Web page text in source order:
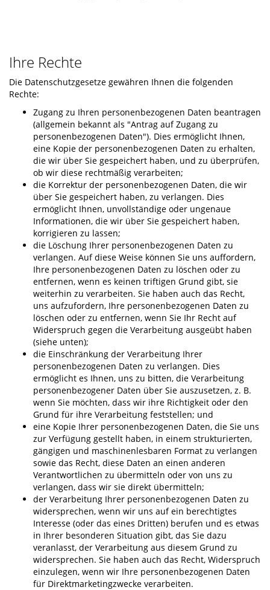
Ihre Rechte
Die Datenschutzgesetze gewähren Ihnen die folgenden
Rechte:
Zugang zu Ihren personenbezogenen Daten beantragen
(allgemein bekannt als "Antrag auf Zugang zu
personenbezogenen Daten"). Dies ermöglicht Ihnen,
eine Kopie der personenbezogenen Daten zu erhalten,
die wir über Sie gespeichert haben, und zu überprüfen,
ob wir diese rechtmäßig verarbeiten;
die Korrektur der personenbezogenen Daten, die wir
über Sie gespeichert haben, zu verlangen. Dies
ermöglicht Ihnen, unvollständige oder ungenaue
Informationen, die wir über Sie gespeichert haben,
korrigieren zu lassen;
die Löschung Ihrer personenbezogenen Daten zu
verlangen. Auf diese Weise können Sie uns auffordern,
Ihre personenbezogenen Daten zu löschen oder zu
entfernen, wenn es keinen triftigen Grund gibt, sie
weiterhin zu verarbeiten. Sie haben auch das Recht,
uns aufzufordern, Ihre personenbezogenen Daten zu
löschen oder zu entfernen, wenn Sie Ihr Recht auf
Widerspruch gegen die Verarbeitung ausgeübt haben
(siehe unten);
die Einschränkung der Verarbeitung Ihrer
personenbezogenen Daten zu verlangen. Dies
ermöglicht es Ihnen, uns zu bitten, die Verarbeitung
personenbezogener Daten über Sie auszusetzen, z. B.
wenn Sie möchten, dass wir ihre Richtigkeit oder den
Grund für ihre Verarbeitung feststellen; und
eine Kopie Ihrer personenbezogenen Daten, die Sie uns
zur Verfügung gestellt haben, in einem strukturierten,
gängigen und maschinenlesbaren Format zu verlangen
sowie das Recht, diese Daten an einen anderen
Verantwortlichen zu übermitteln oder von uns zu
verlangen, dass wir sie direkt übermitteln;
der Verarbeitung Ihrer personenbezogenen Daten zu
widersprechen, wenn wir uns auf ein berechtigtes
Interesse (oder das eines Dritten) berufen und es etwas
in Ihrer besonderen Situation gibt, das Sie dazu
veranlasst, der Verarbeitung aus diesem Grund zu
widersprechen. Sie haben auch das Recht, Widerspruch
einzulegen, wenn wir Ihre personenbezogenen Daten
für Direktmarketingzwecke verarbeiten.